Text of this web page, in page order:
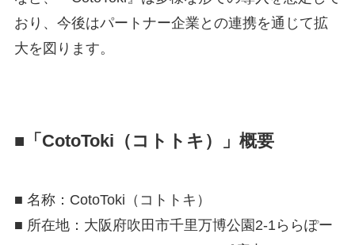
おり、今後はパートナー企業との連携を通じて拡
大を図ります。
■ 「CotoToki（コトトキ）」概要
■ 名称：CotoToki（コトトキ）
■ 所在地：大阪府吹田市千里万博公園2-1ららぽー